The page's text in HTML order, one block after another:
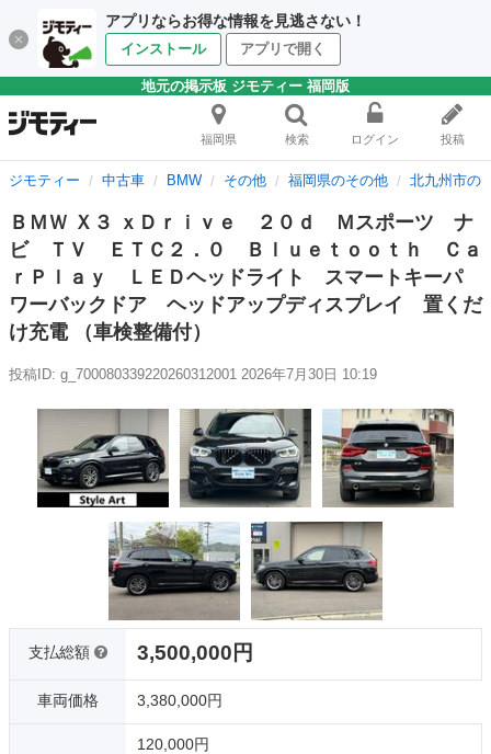
アプリならお得な情報を見逃さない！
インストール アプリで開く
地元の掲示板 ジモティー 福岡版
福岡県 検索 ログイン 投稿
ジモティー 中古車 BMW その他 福岡県のその他 北九州市の
ＢＭＷ Ｘ３ ｘＤｒｉｖｅ ２０ｄ Ｍスポーツ ナ
ビ ＴＶ ＥＴＣ２．０ Ｂｌｕｅｔｏｏｔｈ Ｃａ
ｒＰｌａｙ ＬＥＤヘッドライト スマートキーパ
ワーバックドア ヘッドアップディスプレイ 置くだ
け充電 （車検整備付）
投稿ID: g_700080339220260312001 2026年7月30日 10:19
支払総額 3,500,000円
車両価格 3,380,000円
120,000円